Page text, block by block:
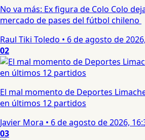
No va más: Ex figura de Colo Colo
mercado de pases del fútbol chileno
Raul Tiki Toledo • 6 de agosto de
02
El mal momento de Deportes
en últimos 12 partidos
Javier Mora • 6 de agosto de 2026,
03